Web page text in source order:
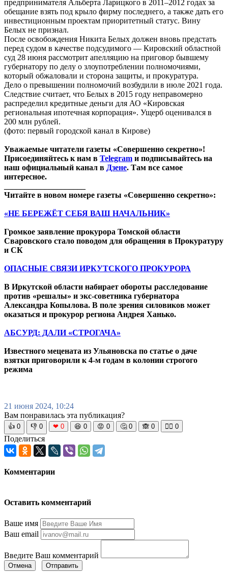
предпринимателя Альберта Ларицкого в 2011–2012 годах за
обещание взять под крыло фирму последнего, а также дать его
инвестиционным проектам приоритетный статус. Вину
Белых не признал.
После освобождения Никита Белых должен вновь предстать
перед судом в качестве подсудимого — Кировский областной
суд 28 июня рассмотрит апелляцию на приговор бывшему
губернатору по делу о злоупотреблении полномочиями,
который обжаловали и сторона защиты, и прокуратура.
Дело о превышении полномочий возбудили в июле 2021 года.
Следствие считает, что Белых в 2015 году неправомерно
распределил кредитные деньги для АО «Кировская
региональная ипотечная корпорация». Ущерб оценивался в
200 млн рублей.
(фото: первый городской канал в Кирове)
Уважаемые читатели газеты «Совершенно секретно»!
Присоединяйтесь к нам в Telegram и подписывайтесь на
наш официальный канал в Дзене. Там все самое
интересное.
Читайте в новом номере газеты «Совершенно секретно»:
«НЕ БЕРЕЖЁТ СЕБЯ ВАШ НАЧАЛЬНИК»
Громкое заявление прокурора Томской области
Сваровского стало поводом для обращения в Прокуратуру
и СК
ОПАСНЫЕ СВЯЗИ ИРКУТСКОГО ПРОКУРОРА
В Иркутской области набирает обороты расследование
против «решалы» и экс-советника губернатора
Александра Копылова. В поле зрения силовиков может
оказаться и прокурор региона Андрея Ханько.
АБСУРД: ДАЛИ «СТРОГАЧА»
Известного мецената из Ульяновска по статье о даче
взятки приговорили к 4-м годам в колонии строгого
режима
21 июня 2024, 10:24
Вам понравилась эта публикация?
👍 0 👎 0 ❤ 0 😆 0 😡 0 🤔 0 🙈 0 🧘‍♀️ 0
Поделиться
Комментарии
Оставить комментарий
Ваше имя
Ваш email
Введите Ваш комментарий
Отмена Отправить